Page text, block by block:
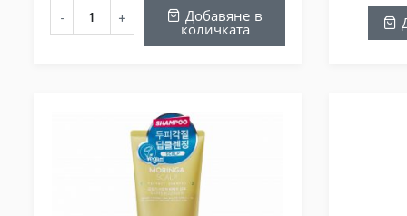
лв.).
(31.29
лв.).
Добавяне в
количката